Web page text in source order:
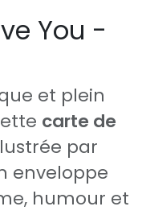
You -
et plein
carte de
par
enveloppe
humour et